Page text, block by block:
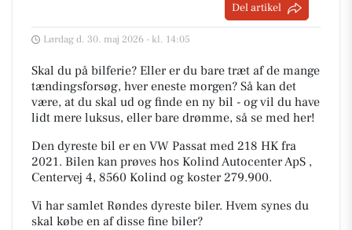
Del artikel
Lørdag d. 30. maj 2026 - kl. 14:05
Skal du på bilferie? Eller er du bare træt af de mange
tændingsforsøg, hver eneste morgen? Så kan det
være, at du skal ud og finde en ny bil - og vil du have
lidt mere luksus, eller bare drømme, så se med her!
Den dyreste bil er en VW Passat med 218 HK fra
2021. Bilen kan prøves hos Kolind Autocenter ApS ,
Centervej 4, 8560 Kolind og koster 279.900.
Vi har samlet Røndes dyreste biler. Hvem synes du
skal købe en af disse fine biler?